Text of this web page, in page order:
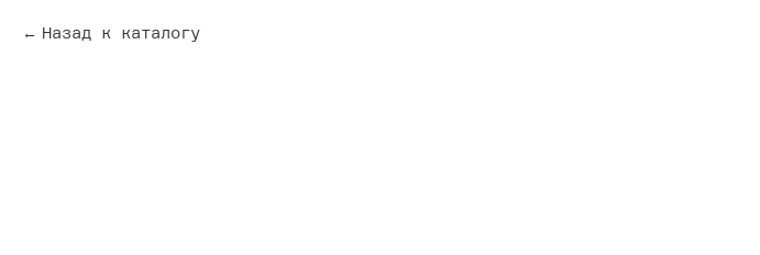
Назад к каталогу